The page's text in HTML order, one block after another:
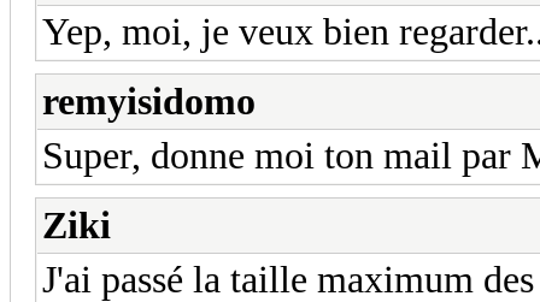
Yep, moi, je veux bien
remyisidomo
Super, donne moi ton mail par
Ziki
J'ai passé la taille maximum